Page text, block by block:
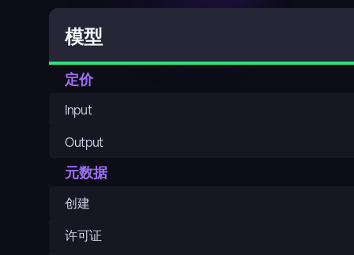
模型
定价
Input
Output
元数据
创建
许可证